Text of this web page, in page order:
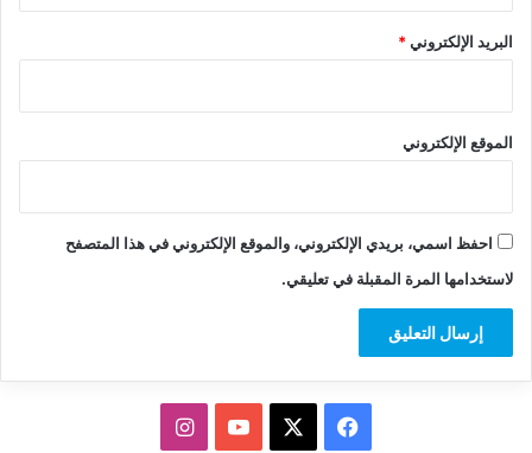
البريد الإلكتروني*
الموقع الإلكتروني
احفظ اسمي، بريدي الإلكتروني، والموقع الإلكتروني في هذا المتصفح
لاستخدامها المرة المقبلة في تعليقي.
فيسبوك ‫YouTubeانستقرام